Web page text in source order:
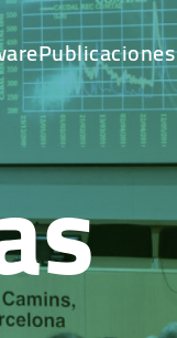
Publicaciones